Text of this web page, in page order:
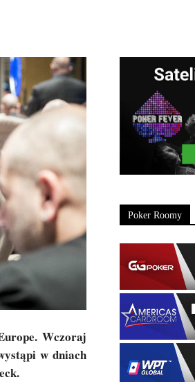
Wczoraj
w dniach
Poker Roomy